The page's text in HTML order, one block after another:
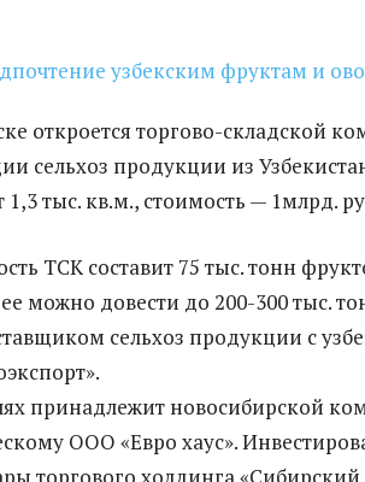
откроется торгово-складской
сельхоз продукции из
тыс. кв.м., стоимость — 1млрд.
ТСК составит 75 тыс. тонн
можно довести до 200-300 тыс.
сельхоз продукции с
принадлежит новосибирской
ООО «Евро хаус».
торгового холдинга «Сибирский